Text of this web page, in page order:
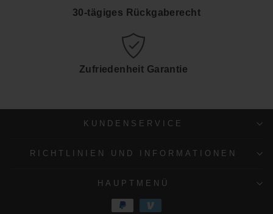
30-tägiges Rückgaberecht
Zufriedenheit Garantie
KUNDENSERVICE
RICHTLINIEN UND INFORMATIONEN
HAUPTMENÜ